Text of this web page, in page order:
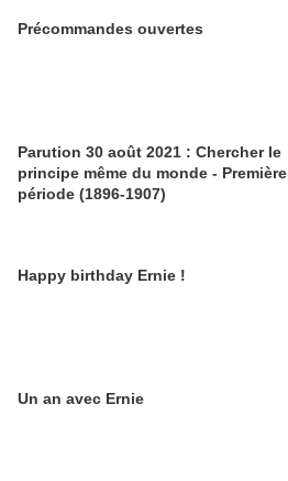
Précommandes ouvertes
Parution 30 août 2021 : Chercher le
principe même du monde - Première
période (1896-1907)
Happy birthday Ernie !
Un an avec Ernie